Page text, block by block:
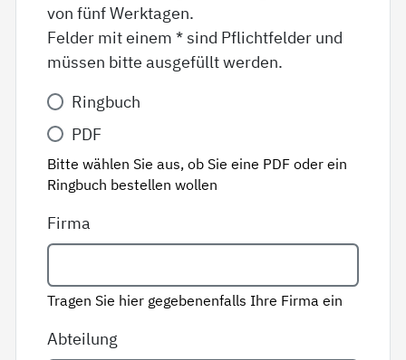
von fünf Werktagen.
Felder mit einem * sind Pflichtfelder und
müssen bitte ausgefüllt werden.
Variante*
Ringbuch
PDF
Bitte wählen Sie aus, ob Sie eine PDF oder ein
Ringbuch bestellen wollen
Firma
Tragen Sie hier gegebenenfalls Ihre Firma ein
Abteilung